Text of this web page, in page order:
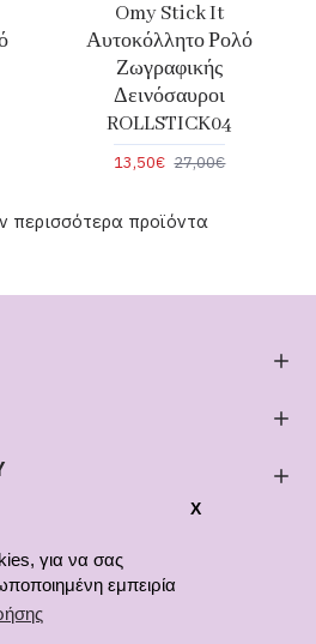
για να σας
εμπειρία
X
Omy Stick It
Αυτοκόλλητο Ρολό
Ζωγραφικής
Δεινόσαυροι
ROLLSTICK04
13,50€ 27,00€
περισσότερα προϊόντα